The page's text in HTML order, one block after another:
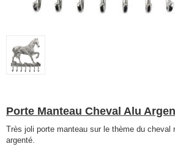
Porte Manteau Cheval Alu
Très joli porte manteau sur le thème du cheval
argenté.